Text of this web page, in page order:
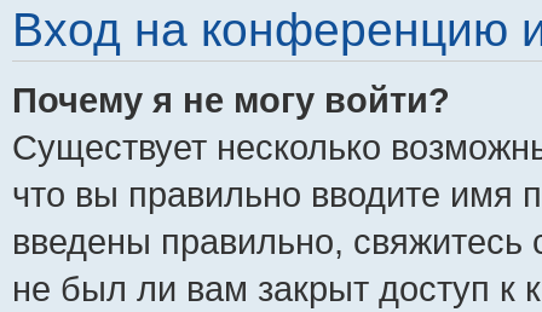
Вход на конференцию
Почему я не могу войти?
Существует несколько
что вы правильно вводите имя
введены правильно,
не был ли вам закрыт доступ к